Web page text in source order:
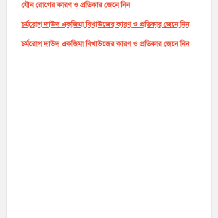
যৌন রোগের কারণ ও প্রতিকার জেনে নিন
চর্মরোগ দাউদ একজিমা বিখাউজের কারণ ও প্রতিকার জেনে নিন
চর্মরোগ দাউদ একজিমা বিখাউজের কারণ ও প্রতিকার জেনে নিন